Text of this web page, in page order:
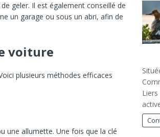
geler. Il est également conseillé de
un garage ou sous un abri, afin de
voiture
plusieurs méthodes efficaces
une allumette. Une fois que la clé